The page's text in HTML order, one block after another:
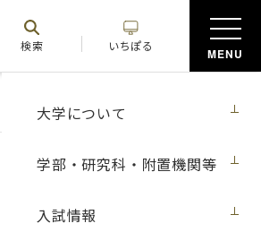
大学について
学部・研究科・附置機関等
入試情報
検索 いちぽる
MENU